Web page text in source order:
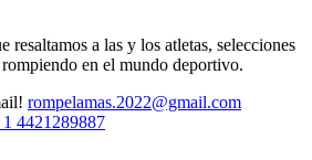
resaltamos a las y los atletas, selecciones
en el mundo deportivo.
rompelamas.2022@gmail.com
4421289887